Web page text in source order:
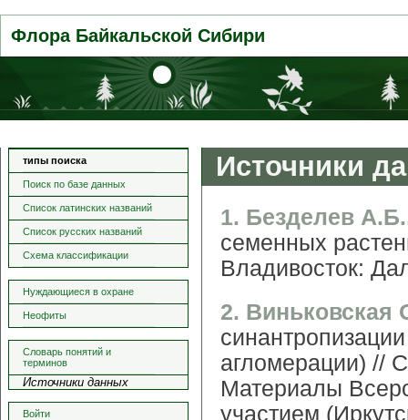
Флора Байкальской Сибири
типы поиска
Поиск по базе данных
Список латинских названий
Список русских названий
Схема классификации
Нуждающиеся в охране
Неофиты
Словарь понятий и
терминов
Источники данных
Войти
Источники
1. Безделев
семенных
Владивосток:
2.
агломерации) //
Материалы
участием